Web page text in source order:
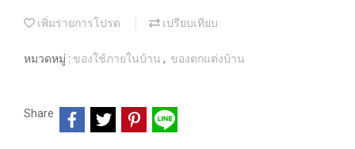
เพิ่มรายการโปรด เปรียบเทียบ
หมวดหมู่ : ของใช้ภายในบ้าน , ของตกแต่งบ้าน
Share